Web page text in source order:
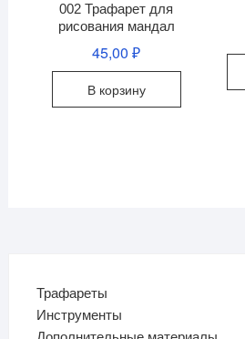
002 Трафарет для
рисования мандал
45,00₽
В корзину
Трафареты
Инструменты